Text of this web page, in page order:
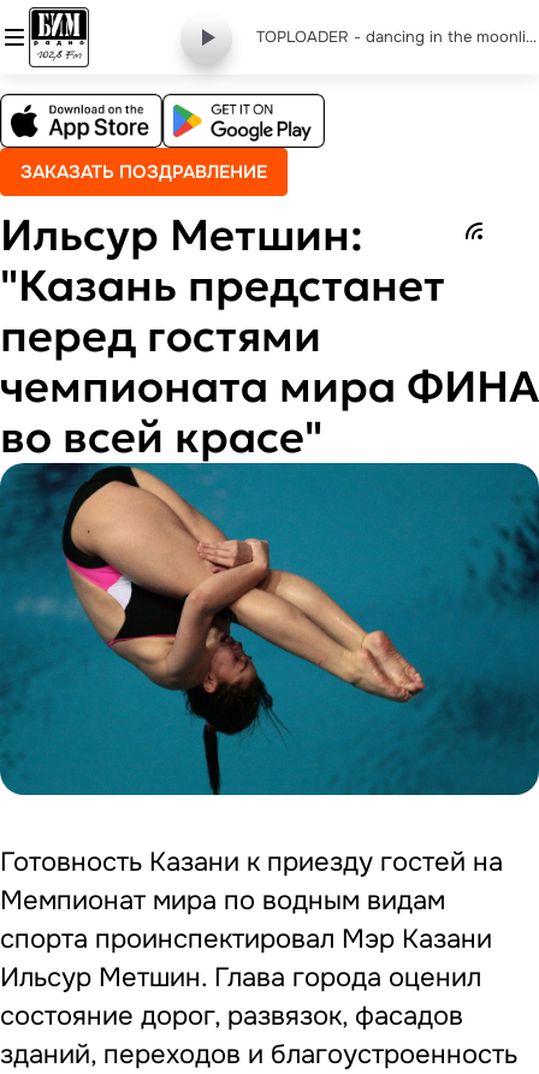
TOPLOADER - dancing in the moonlight
ЗАКАЗАТЬ ПОЗДРАВЛЕНИЕ
Ильсур Метшин:
"Казань предстанет
перед гостями
чемпионата мира ФИНА
во всей красе"
Готовность Казани к приезду гостей на
Мемпионат мира по водным видам
спорта проинспектировал Мэр Казани
Ильсур Метшин. Глава города оценил
состояние дорог, развязок, фасадов
зданий, переходов и благоустроенность